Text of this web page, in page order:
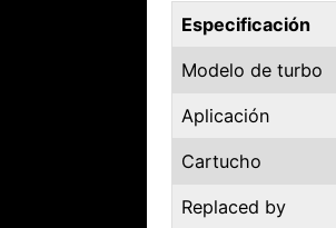
Especificación
Modelo de turbo
Aplicación
Cartucho
Replaced by